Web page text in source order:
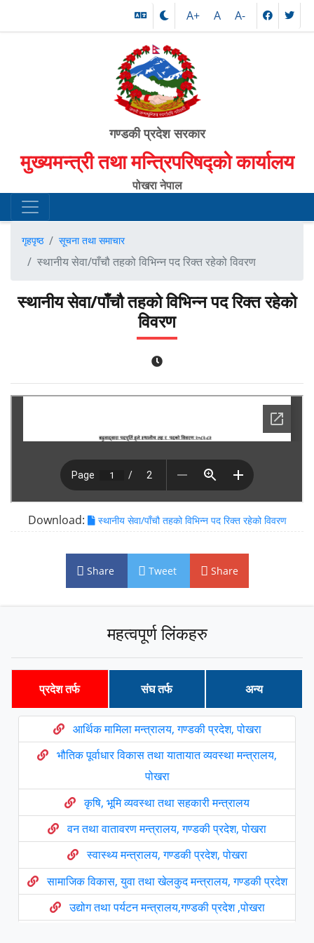
A+ A A-
गण्डकी प्रदेश सरकार
मुख्यमन्त्री तथा मन्त्रिपरिषद्को कार्यालय
पोखरा नेपाल
गृहपृष्ठ सूचना तथा समाचार
स्थानीय सेवा/पाँचौ तहको विभिन्न पद रिक्त रहेको विवरण
स्थानीय सेवा/पाँचौ तहको विभिन्न पद रिक्त रहेको
विवरण
Download: स्थानीय सेवा/पाँचौ तहको विभिन्न पद रिक्त रहेको विवरण
Share Tweet Share
महत्वपूर्ण लिंकहरु
प्रदेश तर्फ संघ तर्फ अन्य
आर्थिक मामिला मन्त्रालय, गण्डकी प्रदेश, पोखरा
भौतिक पूर्वाधार विकास तथा यातायात व्यवस्था मन्त्रालय,
पोखरा
कृषि, भूमि व्यवस्था तथा सहकारी मन्त्रालय
वन तथा वातावरण मन्त्रालय, गण्डकी प्रदेश, पोखरा
स्वास्थ्य मन्त्रालय, गण्डकी प्रदेश, पोखरा
सामाजिक विकास, युवा तथा खेलकुद मन्त्रालय, गण्डकी प्रदेश
उद्योग तथा पर्यटन मन्त्रालय,गण्डकी प्रदेश ,पोखरा